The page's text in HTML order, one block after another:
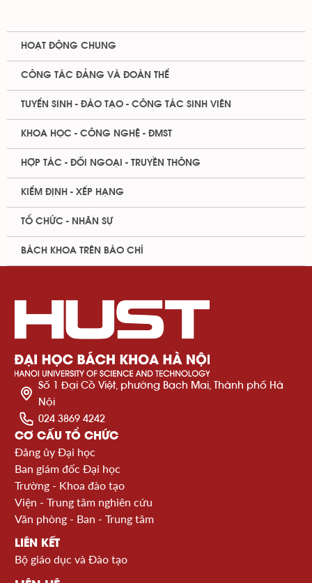
HOẠT ĐỘNG CHUNG
CÔNG TÁC ĐẢNG VÀ ĐOÀN THỂ
TUYỂN SINH - ĐÀO TẠO - CÔNG TÁC SINH VIÊN
KHOA HỌC - CÔNG NGHỆ - ĐMST
HỢP TÁC - ĐỐI NGOẠI - TRUYỀN THÔNG
KIỂM ĐỊNH - XẾP HẠNG
TỔ CHỨC - NHÂN SỰ
BÁCH KHOA TRÊN BÁO CHÍ
Số 1 Đại Cồ Việt, phường Bạch Mai, Thành phố Hà
Nội
024 3869 4242
CƠ CẤU TỔ CHỨC
Đảng ủy Đại học
Ban giám đốc Đại học
Trường - Khoa đào tạo
Viện - Trung tâm nghiên cứu
Văn phòng - Ban - Trung tâm
LIÊN KẾT
Bộ giáo dục và Đào tạo